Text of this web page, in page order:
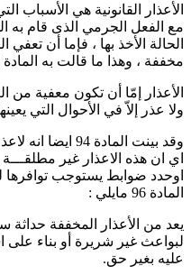
الأعذار القانونية هي الأسباب
مع الفعل الجرمي الذى قام به
الحالة الأخذ بها ، فإما أن
مخففة ، وهذا ما قالت به المادة 94 حيث جاء :
الأعذار إمّا أن تكون معفیة من
ولا عذر إلاّ في الأحوال التي
وقد بينت المادة
اي ان هذه الاعذار غير
اوحدد ضوابط يستوجب توافرها
المادة 96 مايلي :
یعد من الأعذار المخففة حداثة
لبواعث غیر شریرة أو بناء
علیه بغیر حق.